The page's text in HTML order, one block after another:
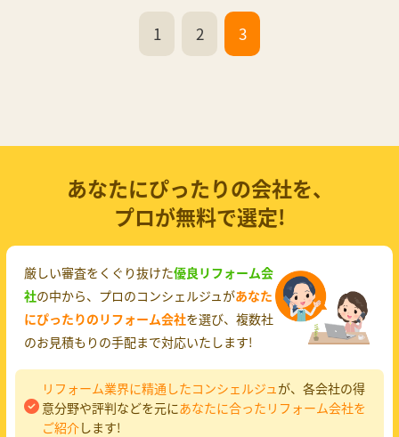
1 2 3
あなたにぴったりの会社を、
プロが無料で選定!
厳しい審査をくぐり抜けた優良リフォーム会
社の中から、プロのコンシェルジュがあなた
にぴったりのリフォーム会社を選び、複数社
のお見積もりの手配まで対応いたします!
リフォーム業界に精通したコンシェルジュ が、各会社の得
意分野や評判などを元にあなたに合ったリフォーム会社を
ご紹介します!